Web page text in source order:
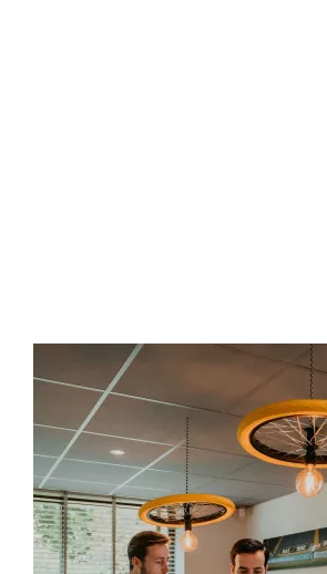
Specialist in in
Het samenspel tussen webdesign en
essentieel voor het succes van jouw
hoe belangrijk het is dat je website niet
aantrekkelijk is, maar ook
voor de gebruikers.